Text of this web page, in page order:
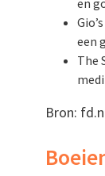
en
een
The
Bron: